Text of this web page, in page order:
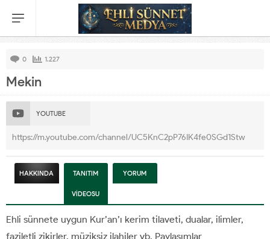
0 1.227
Mekin
YOUTUBE
https://m.youtube.com/channel/UC5KnC2pP76IK4fe0SGd1Stw
HAKKINDA TANITIM
VİDEOSU
YORUM
Ehli sünnete uygun Kur’an’ı kerim tilaveti, dualar, ilimler,
faziletli zikirler, müziksiz ilahiler vb. Paylaşımlar